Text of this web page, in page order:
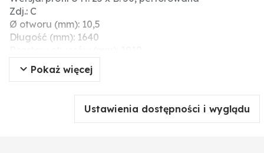
Zdj.: C
Ø otworu (mm): 10,5
Długość (mm): 1640
Pokaż więcej
Ustawienia dostępności i wyglądu